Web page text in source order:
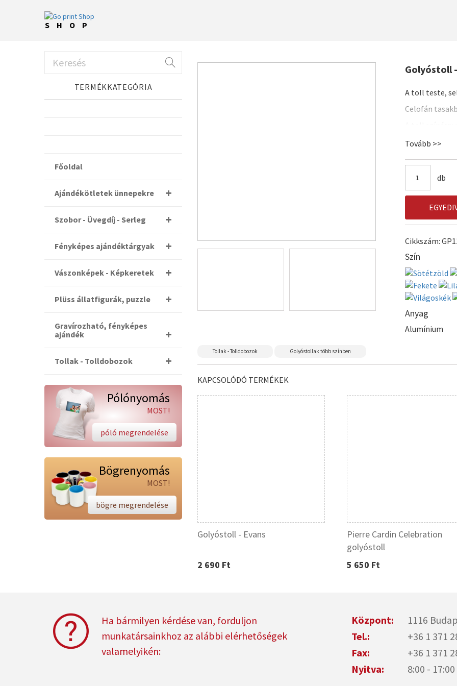
SHOP
Golyóstoll
A toll teste,
Celofán
Tovább >>
db
Cikkszám:
Szín
Anyag
Alumínium
Tollak - Tolldobozok Golyóstollak több színben
KAPCSOLÓDÓ TERMÉKEK
Golyóstoll - Evans
2 690 Ft
Pierre Cardin Celebration
golyóstoll
5 650 Ft
TERMÉKKATEGÓRIA
Főoldal
Ajándékötletek ünnepekre
Szobor - Üvegdíj - Serleg
Fényképes ajándéktárgyak
Vászonképek - Képkeretek
Plüss állatfigurák, puzzle
Gravírozható, fényképes
ajándék
Tollak - Tolldobozok
Pólónyomás
MOST!
póló megrendelése
Bögrenyomás
MOST!
bögre megrendelése
Ha bármilyen kérdése van, forduljon
munkatársainkhoz az alábbi elérhetőségek
valamelyikén:
Központ:
1116
Tel.:
+36 1 371
Fax:
+36 1 371
Nyitva:
8:00 -